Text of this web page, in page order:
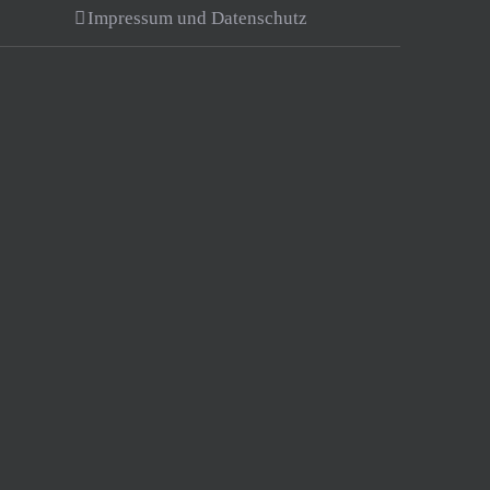
Impressum und Datenschutz